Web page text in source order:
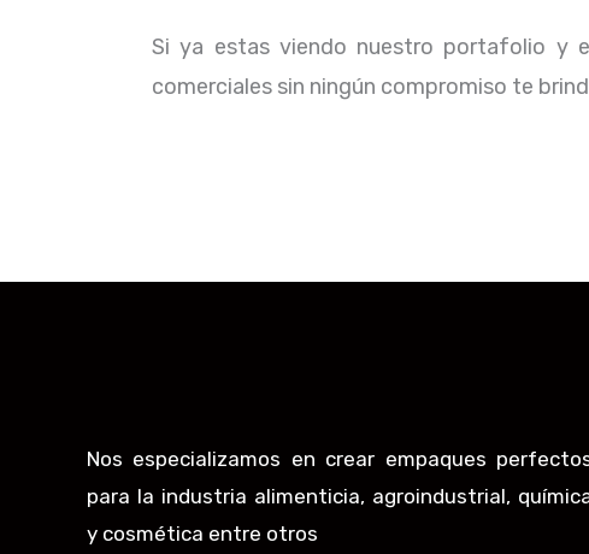
Si ya estas viendo nuestro portafolio y
comerciales sin ningún compromiso te
Nos especializamos en crear empaques
para la industria alimenticia, agroindustrial,
y cosmética entre otros